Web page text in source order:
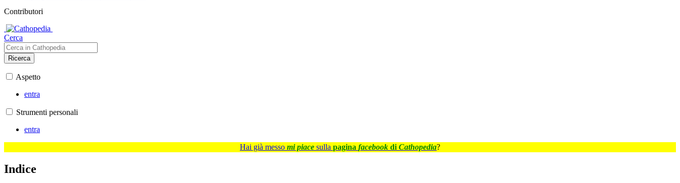
Contributori
Cerca
Ricerca
Aspetto
entra
Strumenti personali
entra
Hai già messo mi piace sulla pagina facebook di Cathopedia?
Indice